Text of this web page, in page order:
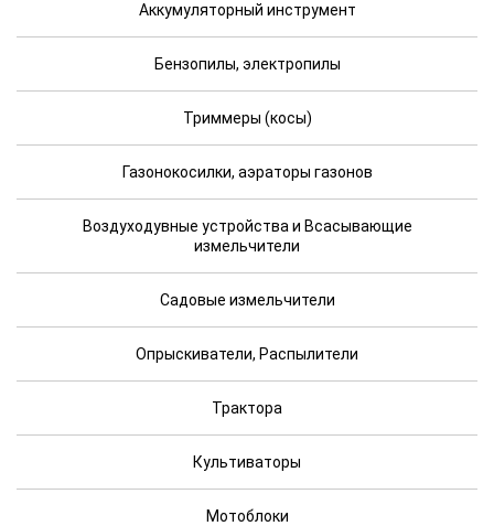
Аккумуляторный инструмент
Бензопилы, электропилы
Триммеры (косы)
Газонокосилки, аэраторы газонов
Воздуходувные устройства и Всасывающие
измельчители
Садовые измельчители
Опрыскиватели, Распылители
Трактора
Культиваторы
Мотоблоки